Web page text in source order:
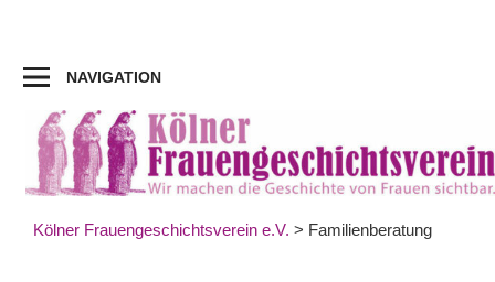
springen
NAVIGATION
Kölner Frauengeschichtsverein e.V. > Familienberatung